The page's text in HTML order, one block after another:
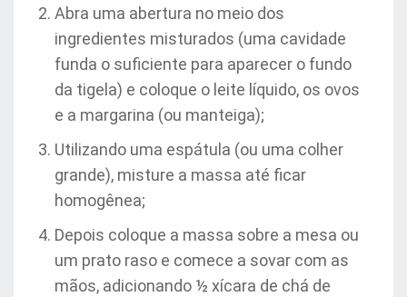
Abra uma abertura no meio dos
ingredientes misturados (uma cavidade
funda o suficiente para aparecer o fundo
da tigela) e coloque o leite líquido, os ovos
e a margarina (ou manteiga);
Utilizando uma espátula (ou uma colher
grande), misture a massa até ficar
homogênea;
Depois coloque a massa sobre a mesa ou
um prato raso e comece a sovar com as
mãos, adicionando ½ xícara de chá de